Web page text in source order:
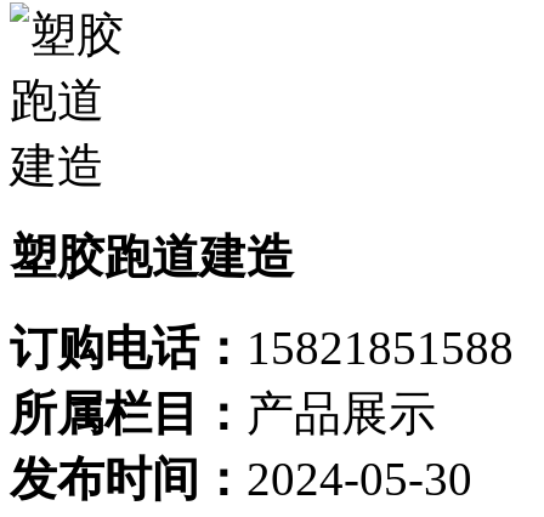
塑胶跑道建造
订购电话： 15821851588
所属栏目： 产品展示
发布时间： 2024-05-30